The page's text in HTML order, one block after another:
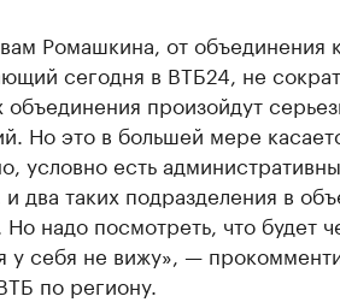
Ромашкина, от объединения
сегодня в ВТБ24, не
объединения произойдут
Но это в большей мере
условно есть
два таких подразделения в
надо посмотреть, что будет
у себя не вижу», —
по региону.